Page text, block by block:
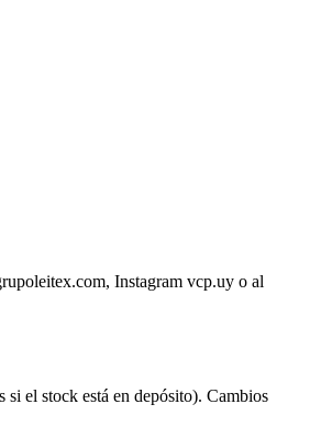
Instagram vcp.uy o al
el stock está en depósito). Cambios